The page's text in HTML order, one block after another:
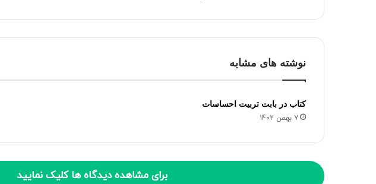
د
نوشته های مشابه
کتاب در بابت تربیت احساسات
7 بهمن 1402
برای مشاهده دیدگاه ها کلیک نمایید